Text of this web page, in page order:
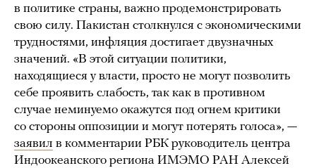
в политике страны, важно продемонстрировать
свою силу. Пакистан столкнулся с экономическими
трудностями, инфляция достигает двузначных
значений. «В этой ситуации политики,
находящиеся у власти, просто не могут позволить
себе проявить слабость, так как в противном
случае неминуемо окажутся под огнем критики
со стороны оппозиции и могут потерять голоса», —
заявил в комментарии РБК руководитель центра
Индоокеанского региона ИМЭМО РАН Алексей